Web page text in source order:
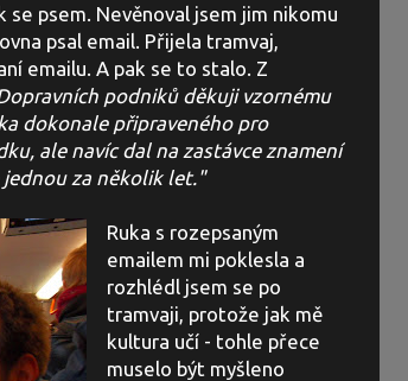
psem. Nevěnoval jsem jim nikomu
psal email. Přijela tramvaj,
emailu. A pak se to stalo. Z
podniků děkuji vzornému
dokonale připraveného pro
ale navíc dal na zastávce znamení
jednou za několik let."
Ruka s rozepsaným
emailem mi poklesla a
rozhlédl jsem se po
tramvaji, protože jak mě
kultura učí - tohle přece
muselo být myšleno